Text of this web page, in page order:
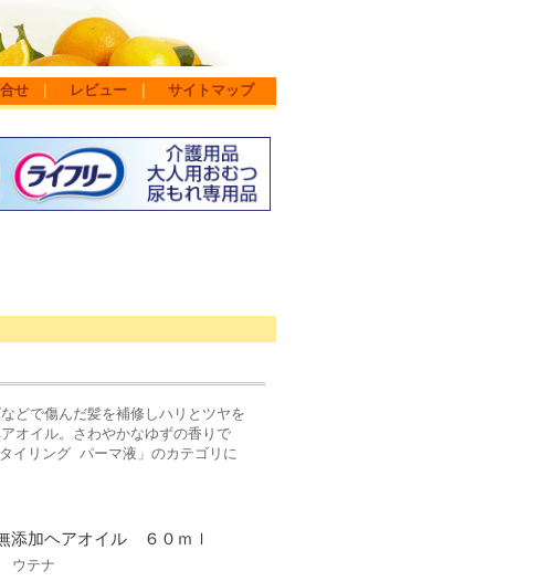
せ レビュー サイトマップ
で傷んだ髪を補修しハリとツヤを
オイル。さわやかなゆずの香りで
リング パーマ液」のカテゴリに
加ヘアオイル ６０ｍｌ
ウテナ